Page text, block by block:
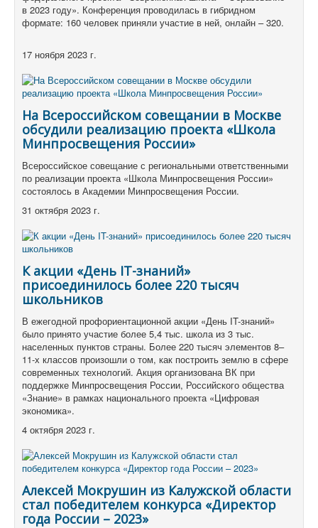
в 2023 году». Конференция проводилась в гибридном
формате: 160 человек приняли участие в ней, онлайн – 320.
17 ноября 2023 г.
На Всероссийском совещании в Москве
обсудили реализацию проекта «Школа
Минпросвещения России»
Всероссийское совещание с региональными ответственными
по реализации проекта «Школа Минпросвещения России»
состоялось в Академии Минпросвещения России.
31 октября 2023 г.
К акции «День IT-знаний»
присоединилось более 220 тысяч
школьников
В ежегодной профориентационной акции «День IT-знаний»
было принято участие более 5,4 тыс. школа из 3 тыс.
населенных пунктов страны. Более 220 тысяч элементов 8–
11-х классов произошли о том, как построить землю в сфере
современных технологий. Акция организована ВК при
поддержке Минпросвещения России, Российского общества
«Знание» в рамках национального проекта «Цифровая
экономика».
4 октября 2023 г.
Алексей Мокрушин из Калужской области
стал победителем конкурса «Директор
года России – 2023»